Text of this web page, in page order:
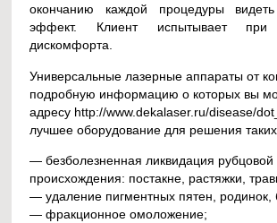
окончанию каждой процедуры
эффект. Клиент испытывает
дискомфорта.
Универсальные лазерные аппараты от
подробную информацию о которых вы
адресу http://www.dekalaser.ru/disease/
лучшее оборудование для решения таких
— безболезненная ликвидация рубцовой
происхождения: постакне, растяжки,
— удаление пигментных пятен, родинок,
— фракционное омоложение;